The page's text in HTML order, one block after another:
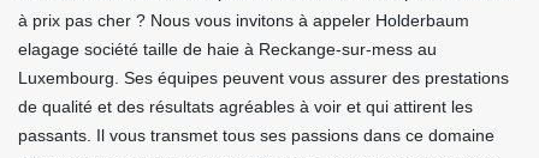
à prix pas cher ? Nous vous invitons à appeler Holderbaum
elagage société taille de haie à Reckange-sur-mess au
Luxembourg. Ses équipes peuvent vous assurer des prestations
de qualité et des résultats agréables à voir et qui attirent les
passants. Il vous transmet tous ses passions dans ce domaine